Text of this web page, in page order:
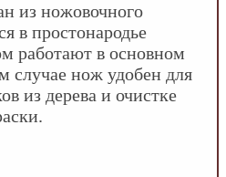
из ножовочного
в простонародье
работают в основном
нож удобен для
из дерева и очистке